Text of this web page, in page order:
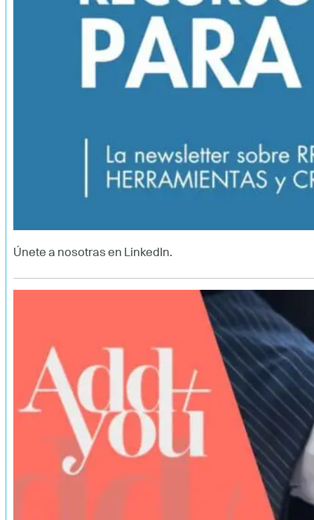
Únete a nosotras en LinkedIn.